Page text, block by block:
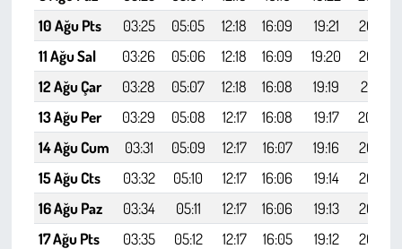
10 Ağu Pts
03:25 05:05 12:18 16:09 19:21
20:54
11 Ağu Sal
03:26 05:06 12:18 16:09 19:20
20:52
12 Ağu Çar
03:28 05:07 12:18 16:08 19:19
20:51
13 Ağu Per
03:29 05:08 12:17 16:08 19:17
20:49
14 Ağu Cum
03:31 05:09 12:17 16:07 19:16
20:47
15 Ağu Cts
03:32 05:10 12:17 16:06 19:14
20:45
16 Ağu Paz
03:34 05:11 12:17 16:06 19:13
20:43
17 Ağu Pts
03:35 05:12 12:17 16:05 19:12
20:42